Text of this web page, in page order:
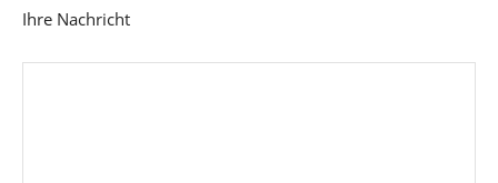
Ihre Nachricht